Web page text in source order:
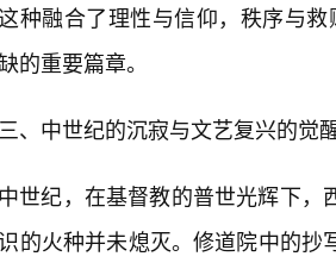
种融合了理性与信仰，秩序与
的重要篇章。
三、中世纪的沉寂与文艺复兴的觉
中世纪，在基督教的普世光辉下
的火种并未熄灭。修道院中的